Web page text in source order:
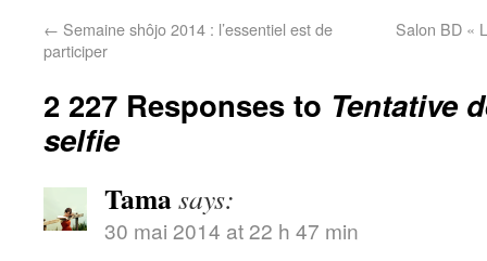
← Semaine shôjo 2014 : l’essentiel est de
participer
Salon BD «
2 227 Responses to Tentative
selfie
Tamasays:
30 mai 2014 at 22 h 47 min